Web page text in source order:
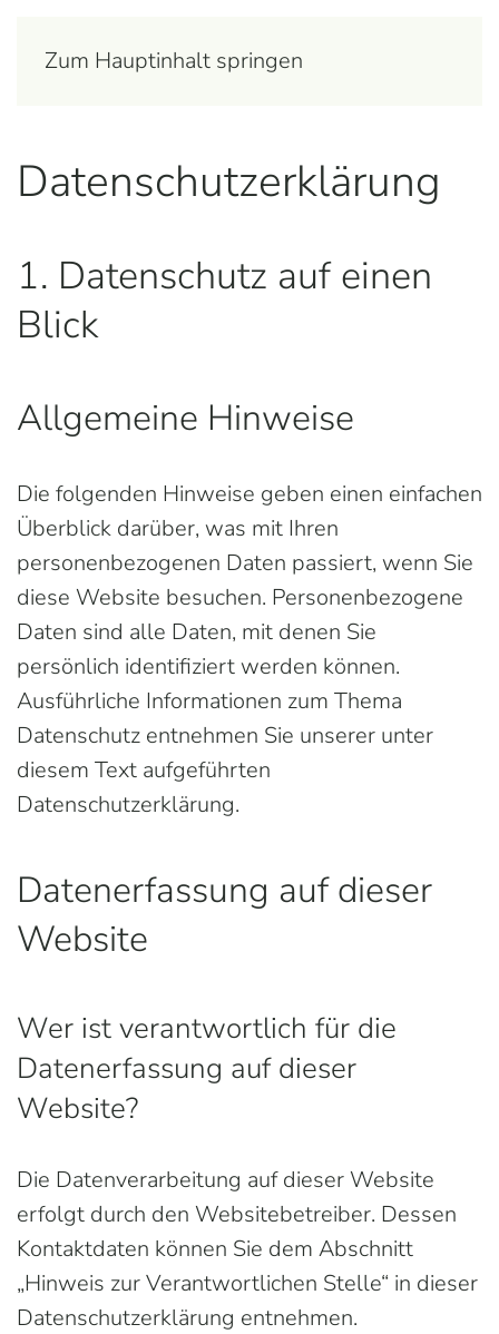
Zum Hauptinhalt springen
Datenschutz­erklärung
1. Datenschutz auf einen
Blick
Allgemeine Hinweise
Die folgenden Hinweise geben einen einfachen
Überblick darüber, was mit Ihren
personenbezogenen Daten passiert, wenn Sie
diese Website besuchen. Personenbezogene
Daten sind alle Daten, mit denen Sie
persönlich identifiziert werden können.
Ausführliche Informationen zum Thema
Datenschutz entnehmen Sie unserer unter
diesem Text aufgeführten
Datenschutzerklärung.
Datenerfassung auf dieser
Website
Wer ist verantwortlich für die
Datenerfassung auf dieser
Website?
Die Datenverarbeitung auf dieser Website
erfolgt durch den Websitebetreiber. Dessen
Kontaktdaten können Sie dem Abschnitt
„Hinweis zur Verantwortlichen Stelle“ in dieser
Datenschutzerklärung entnehmen.